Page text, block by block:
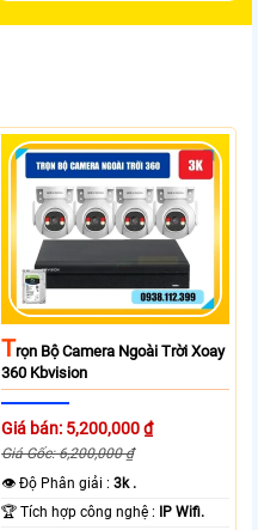
TRọn Bộ Camera Ngoài Trời Xoay
360 Kbvision
Giá bán: 5,200,000 ₫
Giá Gốc: 6,200,000 ₫
👁 Độ Phân giải :3k .
🏆 Tích hợp công nghệ : IP Wifi.